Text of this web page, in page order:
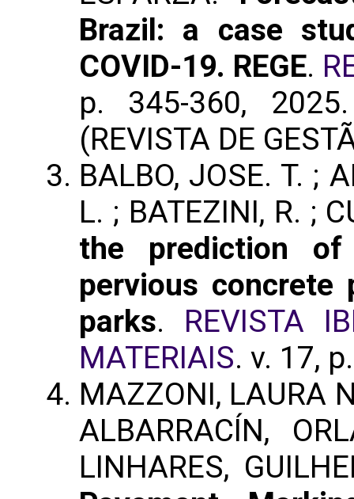
Brazil: a case
COVID-19. REGE.
p. 345-360,
(REVISTA DE
BALBO, JOSE. T. ;
L. ; BATEZINI, R. ;
the prediction
pervious concrete
parks. REVISTA
MATERIAIS. v. 17,
MAZZONI, LAURA
ALBARRACÍN,
LINHARES,